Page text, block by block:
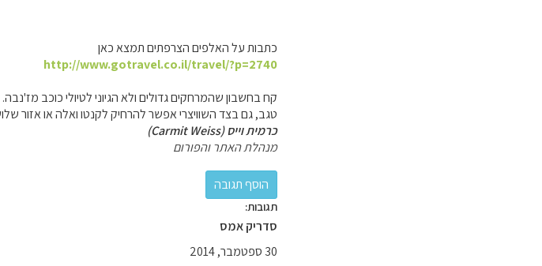
כתבות על האלפים הצרפתים תמצא כאן
http://www.gotravel.co.il/travel/?p=2740
קח בחשבון שהמרחקים גדולים ולא הגיוני לטיולי כוכב מז'נבה.
טגב, גם בצד השוויצרי אפשר להרחיק לקנטו ואלה או אזור
כרמית וייס (Carmit Weiss)
מנהלת האתר והפורום
תגובות:
סדריק אמס
30 ספטמבר, 2014